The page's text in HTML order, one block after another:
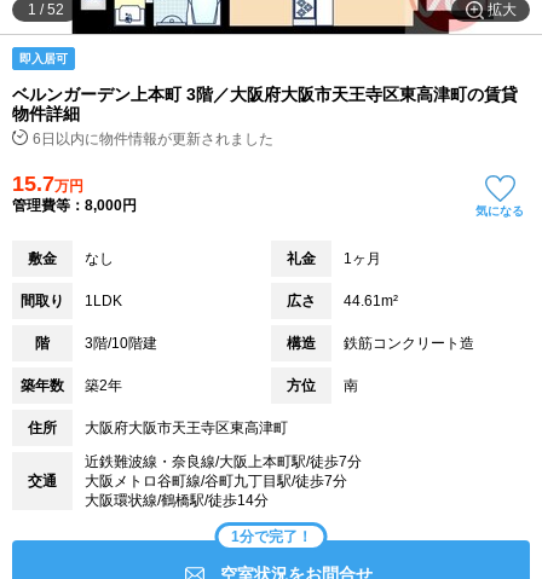
不動産会社から
拡大
1 /52
即入居可
ベルンガーデン上本町 3階／大阪府大阪市天王寺区東高津町の賃貸
物件詳細
6日以内に物件情報が更新されました
15.7万円
管理費等：8,000円
気になる
敷金 なし 礼金 1ヶ月
間取り 1LDK 広さ 44.61m²
階 3階/10階建 構造 鉄筋コンクリート造
築年数 築2年 方位 南
住所 大阪府大阪市天王寺区東高津町
交通
近鉄難波線・奈良線/大阪上本町駅/徒歩7分
大阪メトロ谷町線/谷町九丁目駅/徒歩7分
大阪環状線/鶴橋駅/徒歩14分
1分で完了！
空室状況をお問合せ